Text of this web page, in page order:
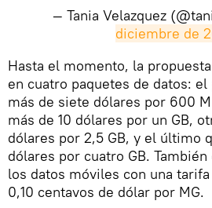
— Tania Velazquez
diciembre de
​Hasta el momento, la propuesta
en cuatro paquetes de datos:
más de siete dólares por 600
más de 10 dólares por un GB,
dólares por 2,5 GB, y el último
dólares por cuatro GB.
los datos móviles con una
0,10 centavos de dólar por MG.